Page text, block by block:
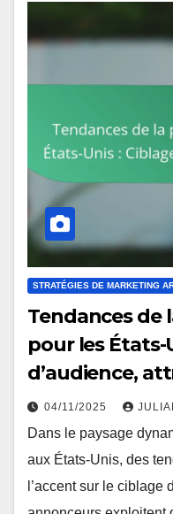
STRATÉGIES DE MARKETING
Tendances de
pour les États-
d’audience,
04/11/2025
Dans le paysage
aux États-Unis, des
l’accent sur le ciblage